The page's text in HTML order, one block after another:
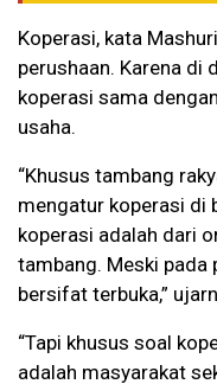
Koperasi, kata
perushaan. Karena di
koperasi sama
usaha.
“Khusus tambang
mengatur koperasi di
koperasi adalah dari
tambang. Meski pada
bersifat terbuka,”
“Tapi khusus soal
adalah masyarakat